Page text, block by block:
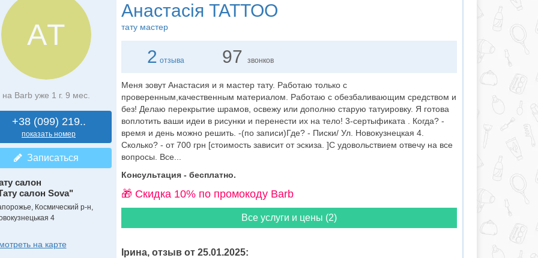
АT
на Barb уже 1 г. 9 мес.
+38 (099) 219..
показать номер
Записаться
салон
салон Sova"
Космический р-н,
4
на карте
Анастасія TATTOO
тату мастер
2 отзыва 97 звонков
Меня зовут Анастасия и я мастер тату. Работаю только с
проверенным,качественным материалом. Работаю с обезбаливающим средством и
без! Делаю перекрытие шрамов, освежу или дополню старую татуировку. Я готова
воплотить ваши идеи в рисунки и перенести их на тело! 3-сертыфиката . Когда? -
время и день можно решить. -(по записи)Где? - Писки/ Ул. Новокузнецкая 4.
Сколько? - от 700 грн [стоимость зависит от эскиза. ]С удовольствием отвечу на все
вопросы. Все...
Консультация - бесплатно.
🎁 Cкидка 10% по промокоду Barb
Все услуги и цены (2)
Ірина, отзыв от 25.01.2025: